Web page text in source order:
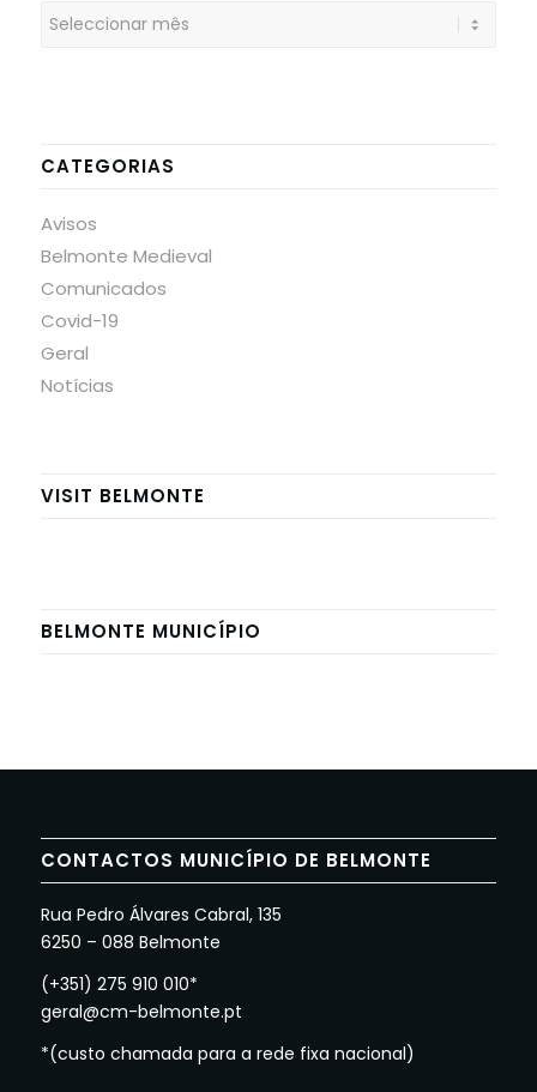
CATEGORIAS
Avisos
Belmonte Medieval
Comunicados
Covid-19
Geral
Notícias
VISIT BELMONTE
BELMONTE MUNICÍPIO
CONTACTOS MUNICÍPIO DE BELMONTE
Rua Pedro Álvares Cabral, 135
6250 – 088 Belmonte
(+351) 275 910 010*
geral@cm-belmonte.pt
*(custo chamada para a rede fixa nacional)